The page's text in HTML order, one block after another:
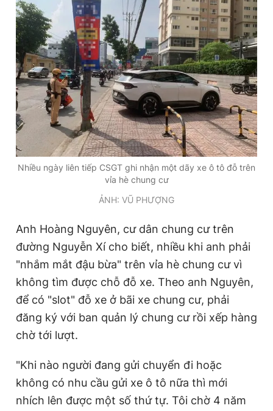
Theo dõi báo trên
Hotline
0906 645 777
Liên hệ quảng cáo
0908 780 404
Quảng cáo RSS Tòa soạn Chính sách bảo
Tổng biên tập: Nguyễn Ngọc Toàn
Phó tổng biên tập thường trực: Hải Thành
Phó tổng biên tập: Lâm Hiếu Dũng
Phó tổng biên tập: Trần Việt Hưng
Tổng thư ký tòa soạn: Đức Trung
Giấy phép xuất bản số 110/GP - BTTTT cấp ngày 24.3.2020
© 2003-2026 Bản quyền thuộc về Báo Thanh Niên. Cấm sao
chép dưới mọi hình thức nếu không có sự chấp thuận bằng văn
bản. Phát triển bởi ePi Technologies, JSC.
Nhiều ngày liên tiếp CSGT ghi nhận một dãy xe ô tô đỗ trên
vỉa hè chung cư
ẢNH: VŨ PHƯỢNG
Anh Hoàng Nguyên, cư dân chung cư trên
đường Nguyễn Xí cho biết, nhiều khi anh phải
"nhắm mắt đậu bừa" trên vỉa hè chung cư vì
không tìm được chỗ đỗ xe. Theo anh Nguyên,
để có "slot" đỗ xe ở bãi xe chung cư, phải
đăng ký với ban quản lý chung cư rồi xếp hàng
chờ tới lượt.
"Khi nào người đang gửi chuyển đi hoặc
không có nhu cầu gửi xe ô tô nữa thì mới
nhích lên được một số thứ tự. Tôi chờ 4 năm